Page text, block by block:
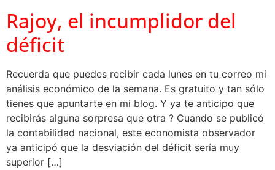
Rajoy, el incumplidor del
déficit
Recuerda que puedes recibir cada lunes en tu correo mi
análisis económico de la semana. Es gratuito y tan sólo
tienes que apuntarte en mi blog. Y ya te anticipo que
recibirás alguna sorpresa que otra ? Cuando se publicó
la contabilidad nacional, este economista observador
ya anticipó que la desviación del déficit sería muy
superior […]